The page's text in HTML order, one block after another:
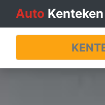
Auto Kenteken